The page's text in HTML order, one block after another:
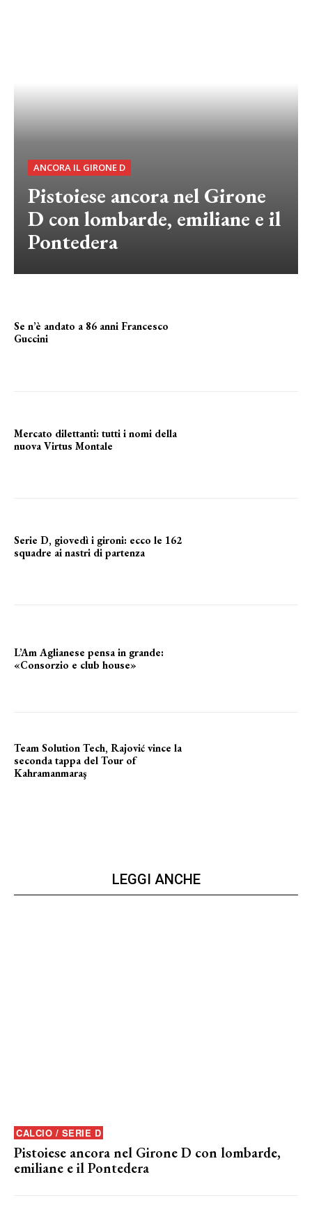
ANCORA IL GIRONE D
Pistoiese ancora nel Girone
D con lombarde, emiliane e il
Pontedera
Se n’è andato a 86 anni Francesco
Guccini
Mercato dilettanti: tutti i nomi della
nuova Virtus Montale
Serie D, giovedì i gironi: ecco le 162
squadre ai nastri di partenza
L’Am Aglianese pensa in grande:
«Consorzio e club house»
Team Solution Tech, Rajović vince la
seconda tappa del Tour of
Kahramanmaraş
LEGGI ANCHE
CALCIO / SERIE D
Pistoiese ancora nel Girone D con lombarde,
emiliane e il Pontedera